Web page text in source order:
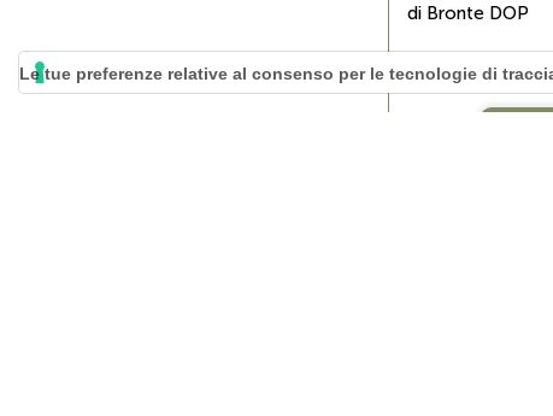
di Bronte DOP
Le tue preferenze relative al consenso per le tecnologie di